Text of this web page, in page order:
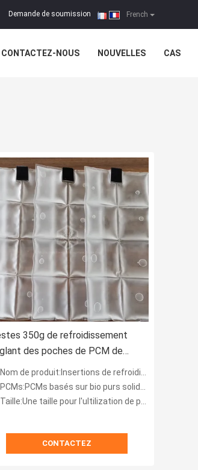
French
Demande de soumission |
CONTACTEZ-NOUS NOUVELLES CAS
350g de refroidissement
des poches de PCM de
corporelle en
de travail dures
Nom de produit:Insertions de refroidissement de poches de changement de phase pour des vestes
PCMs:PCMs basés sur bio purs solides-liquides de TH-SL
Taille:Une taille pour l'ultilization de polyvalence
CONTACTEZ